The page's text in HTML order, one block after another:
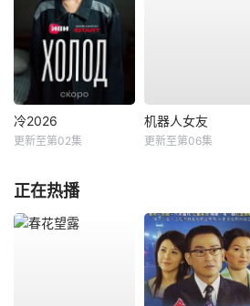
冷2026
更新至第02集
机器人女友
更新至第06集
正在热播